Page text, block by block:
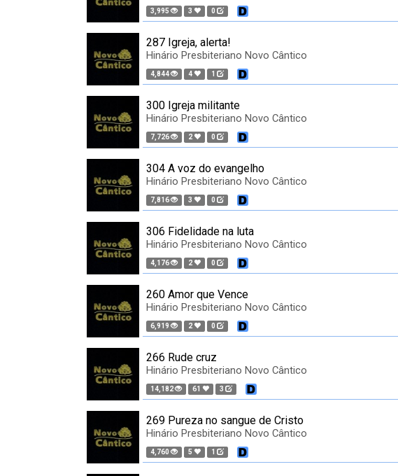
3,995 3 0
287 Igreja, alerta!
Hinário Presbiteriano Novo Cântico
4,844 4 1
300 Igreja militante
Hinário Presbiteriano Novo Cântico
7,726 2 0
304 A voz do evangelho
Hinário Presbiteriano Novo Cântico
7,816 3 0
306 Fidelidade na luta
Hinário Presbiteriano Novo Cântico
4,176 2 0
260 Amor que Vence
Hinário Presbiteriano Novo Cântico
6,919 2 0
266 Rude cruz
Hinário Presbiteriano Novo Cântico
14,182 61 3
269 Pureza no sangue de Cristo
Hinário Presbiteriano Novo Cântico
4,760 5 1